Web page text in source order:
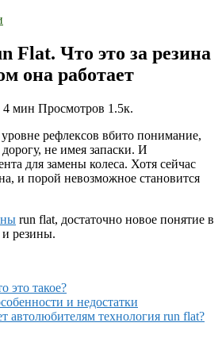
Flat. Что это за резина
она работает
4 мин Просмотров 1.5к.
рефлексов вбито понимание,
не имея запаски. И
для замены колеса. Хотя сейчас
и порой невозможное становится
run flat, достаточно новое понятие в
резины.
это такое?
и недостатки
автолюбителям технология run flat?